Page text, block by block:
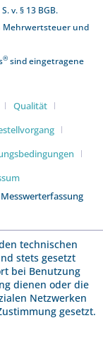
v. § 13 BGB.
Mehrwertsteuer und
®sind eingetragene
Qualität
technischen
stets gesetzt
bei Benutzung
dienen oder die
Netzwerken
gesetzt.